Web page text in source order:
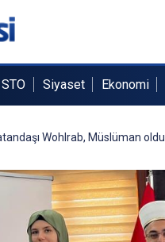
STO Siyaset Ekonomi
Wohlrab, Müslüman oldu